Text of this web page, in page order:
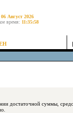
06 Август 2026
время: 11:35:58
суммы, средства будут